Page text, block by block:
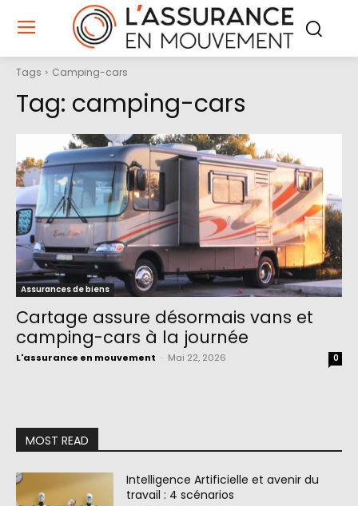
Tags Camping-cars
Tag: camping-cars
Assurances de biens
Cartage assure désormais vans et
camping-cars à la journée
L'assurance en mouvement Mai 22, 2026 0
MOST READ
Intelligence Artificielle et avenir du
travail : 4 scénarios